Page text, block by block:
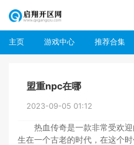
主页 游戏中心 推荐合集
盟重npc在哪
2023-09-05 01:12
热血传奇是一款非常受欢
生在一个古老的时代，在这个